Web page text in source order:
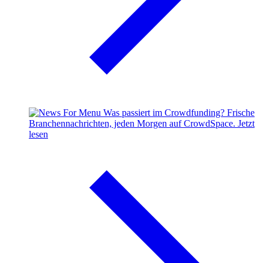
Was passiert im Crowdfunding? Frische
Branchennachrichten, jeden Morgen auf CrowdSpace. Jetzt
lesen